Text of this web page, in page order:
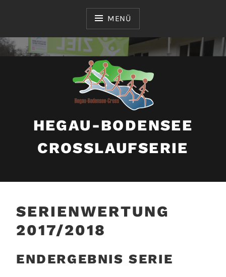
MENÜ
HEGAU-BODENSEE
CROSSLAUFSERIE
SERIENWERTUNG
2017/2018
ENDERGEBNIS SERIE